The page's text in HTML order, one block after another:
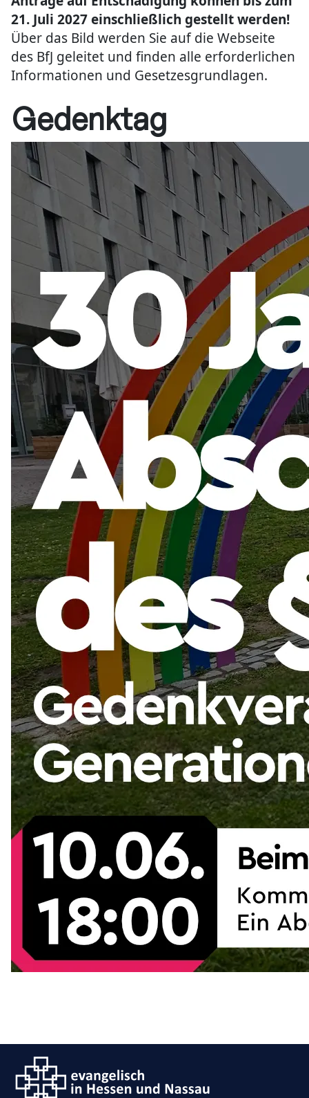
21. Juli 2027 einschließlich gestellt werden!
Über das Bild werden Sie auf die Webseite
des BfJ geleitet und finden alle erforderlichen
Informationen und Gesetzesgrundlagen.
Gedenktag